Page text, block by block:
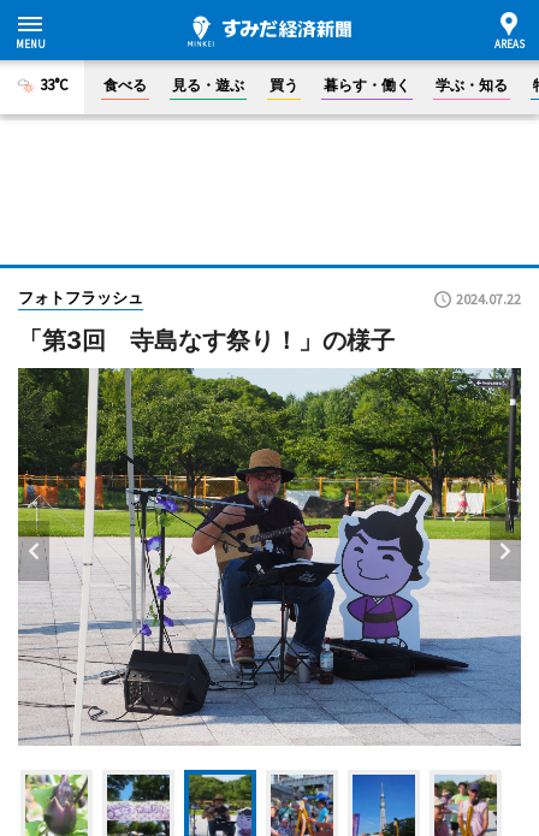
33°C 食べる 見る・遊ぶ 買う 暮らす・働く 学ぶ・知る
フォトフラッシュ 2024.07.22
「第3回 寺島なす祭り！」の様子